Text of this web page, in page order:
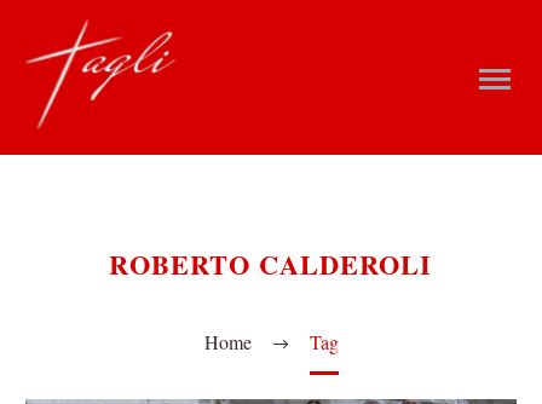
ROBERTO CALDEROLI
Home Tag